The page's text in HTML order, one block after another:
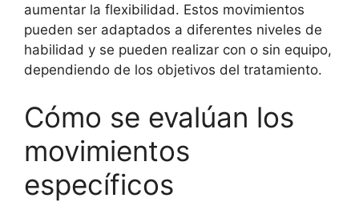
aumentar la flexibilidad. Estos movimientos
pueden ser adaptados a diferentes niveles de
habilidad y se pueden realizar con o sin equipo,
dependiendo de los objetivos del tratamiento.
Cómo se evalúan los
movimientos
específicos